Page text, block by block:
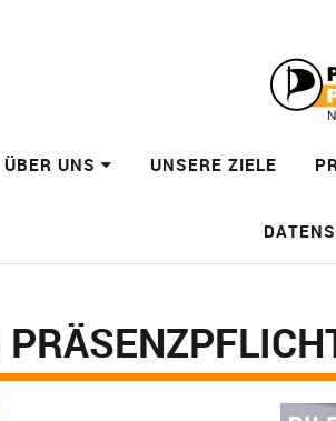
ÜBER UNS UNSERE ZIELE